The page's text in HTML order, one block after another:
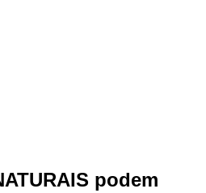
podem